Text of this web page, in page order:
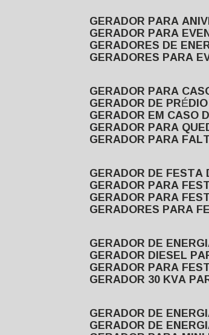
GERADOR PARA
GERADOR PARA
GERADORES DE
GERADORES PARA
GERADOR PARA
GERADOR DE
GERADOR EM
GERADOR PARA
GERADOR PARA
GERADOR DE
GERADOR PARA
GERADOR PARA
GERADORES PARA
GERADOR DE
GERADOR DIESEL
GERADOR PARA
GERADOR 30 KVA
GERADOR DE
GERADOR DE